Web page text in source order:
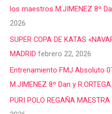
los maestros M.JIMENEZ 8º
2026
SUPER COPA DE KATAS
MADRID febrero 22, 2026
Entrenamiento FMJ Absoluto
M.JIMENEZ 8º Dan y
PURI POLO REGAÑA